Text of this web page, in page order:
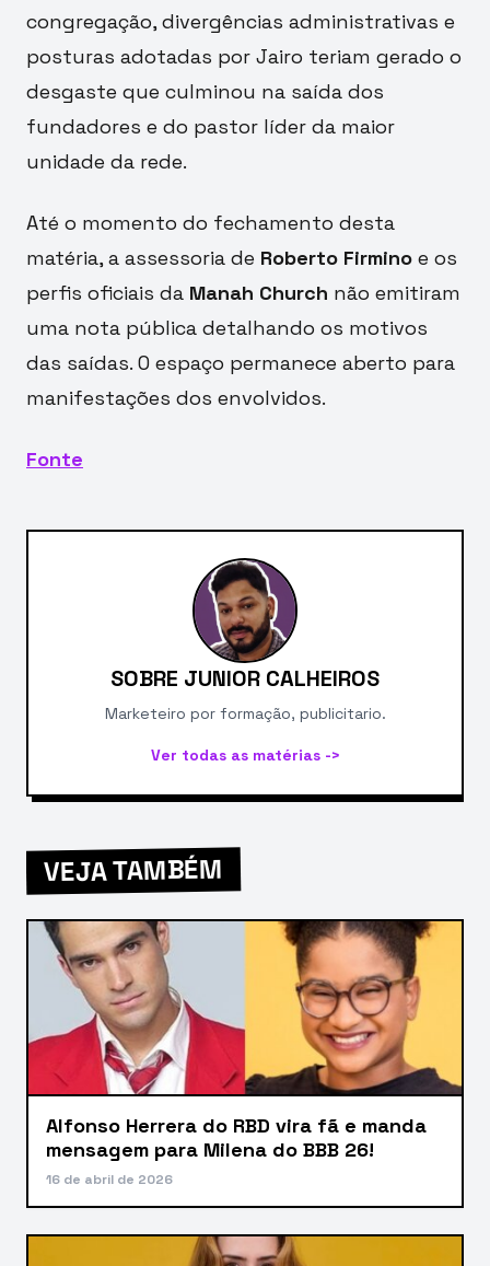
congregação, divergências administrativas e
posturas adotadas por Jairo teriam gerado o
desgaste que culminou na saída dos
fundadores e do pastor líder da maior
unidade da rede.
Até o momento do fechamento desta
matéria, a assessoria de Roberto Firmino e os
perfis oficiais da Manah Church não emitiram
uma nota pública detalhando os motivos
das saídas. O espaço permanece aberto para
manifestações dos envolvidos.
Fonte
SOBRE JUNIOR CALHEIROS
Marketeiro por formação, publicitario.
Ver todas as matérias ->
VEJA TAMBÉM
Alfonso Herrera do RBD vira fã e manda
mensagem para Milena do BBB 26!
16 de abril de 2026